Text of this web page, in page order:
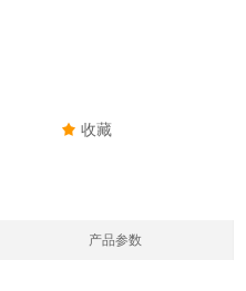
끄 收藏
产品参数